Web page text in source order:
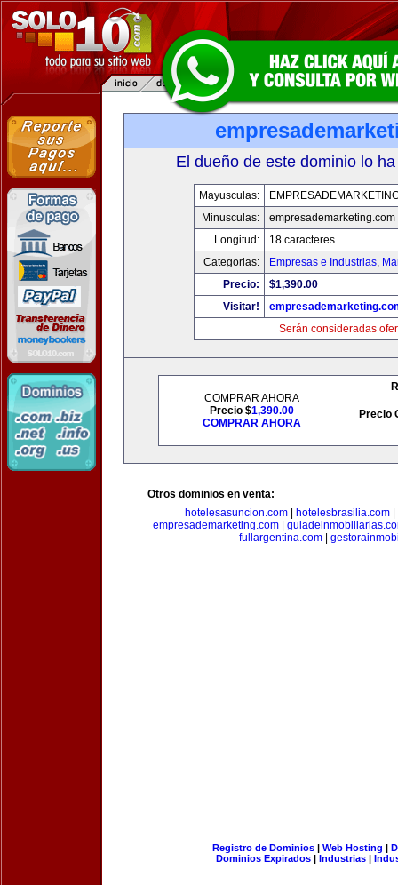
El dueño de este dominio lo
Mayusculas:
Minusculas:
empresademarketing.com
Longitud:
18 caracteres
Categorias:
Empresas e Industrias,
Precio:
$1,390.00
Visitar!
Serán consideradas
COMPRAR AHORA
Precio $1,390.00
COMPRAR AHORA
Precio
Otros dominios en venta:
hotelesasuncion.com| hotelesbrasilia.com|
empresademarketing.com|
fullargentina.com
Registro de Dominios| Web Hosting |
Dominios Expirados | Industrias |